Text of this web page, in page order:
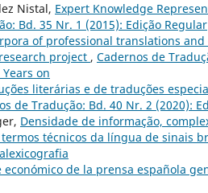
Nistal, Expert Knowledge
Bd. 35 Nr. 1 (2015): Edição Regular
of professional translations
project , Cadernos de
on
literárias e de traduções
de Tradução: Bd. 40 Nr. 2 (2020):
Densidade de informação,
técnicos da língua de sinais
económico de la prensa española